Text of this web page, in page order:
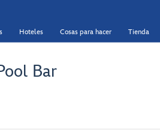
Hoteles Cosas para hacer Tienda
Bar